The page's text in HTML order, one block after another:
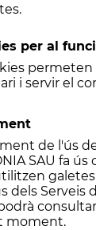
per al
permeten
i servir el
de l'ús
SAU fa
dels Serveis
moment.